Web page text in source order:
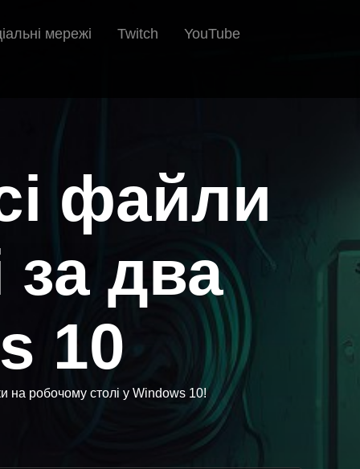
мережі Twitch YouTube
файли
за два
10
на робочому столі у Windows 10!